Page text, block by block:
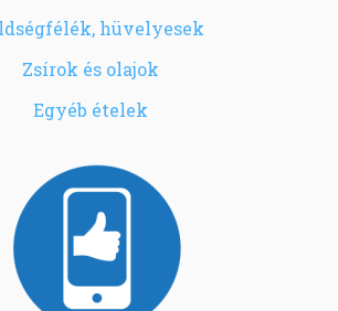
hüvelyesek
Zsírok és olajok
Egyéb ételek